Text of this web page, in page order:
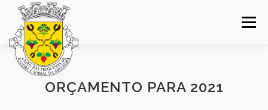
Saltar
conteúdo
Menu
INÍCIO JUNTA DE FREGUESIA
ORÇAMENTO PARA 2021